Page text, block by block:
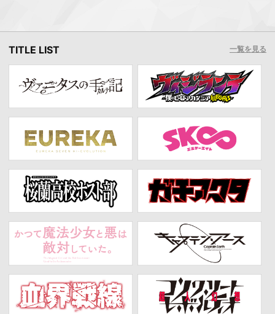
TITLE LIST 一覧を見る